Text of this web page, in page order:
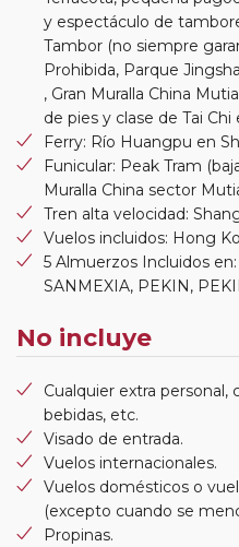
y espectáculo de
Tambor (no siempre
Prohibida, Parque
, Gran Muralla China
de pies y clase de Tai Chi
Ferry: Río Huangpu en
Funicular: Peak Tram
Muralla China sector
Tren alta velocidad:
Vuelos incluidos: Hong
5 Almuerzos Incluidos
SANMEXIA, PEKIN,
No incluye
Cualquier extra
bebidas, etc.
Visado de entrada.
Vuelos internacionales.
Vuelos domésticos o
(excepto cuando se
Propinas.